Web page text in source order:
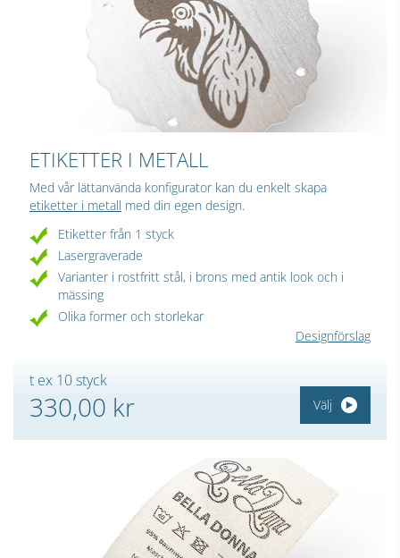
ETIKETTER I METALL
Med vår lättanvända konfigurator kan du enkelt skapa
etiketter i metall med din egen design.
Etiketter från 1 styck
Lasergraverade
Varianter i rostfritt stål, i brons med antik look och i
mässing
Olika former och storlekar
Designförslag
t ex 10 styck
330,00 kr Välj